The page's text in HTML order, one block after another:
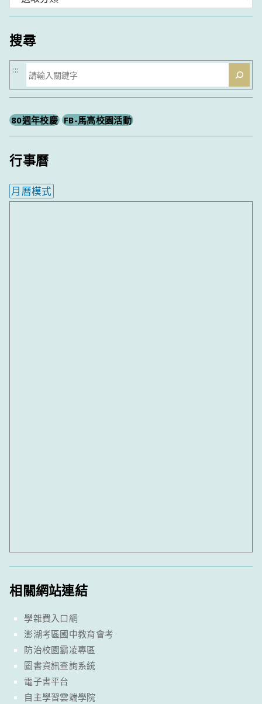
類
搜尋
搜
尋
:::
80週年校慶 FB-馬高校園活動
行事曆
月曆模式
相關網站連結
學雜費入口網
澎湖考區國中教育會考
防治校園霸凌專區
圖書資訊查詢系統
電子書平台
自主學習雲端學院